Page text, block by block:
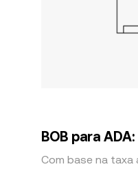
BOB para
Com base na taxa